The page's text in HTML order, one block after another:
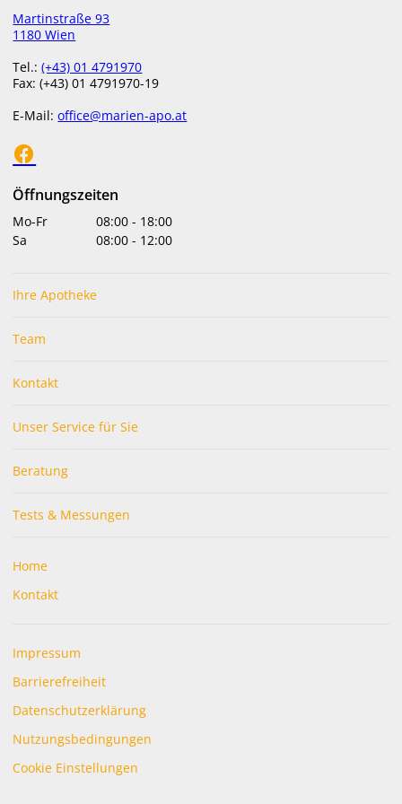
UNSER SERVICE FÜR SIE
Geschenk?
Auswahl des richtigen Geschenks für Ihre Lieben und verpacken
Martinstraße 93
1180 Wien
Tel.:(+43) 01 4791970
Fax: (+43) 01 4791970-19
E-Mail:office@marien-apo.at
Öffnungszeiten
Mo-Fr 08:00 - 18:00
Sa
08:00 - 12:00
Ihre Apotheke
Team
Kontakt
Unser Service für Sie
Beratung
Tests & Messungen
Home
Kontakt
Impressum
Barrierefreiheit
Datenschutzerklärung
Nutzungsbedingungen
Cookie Einstellungen